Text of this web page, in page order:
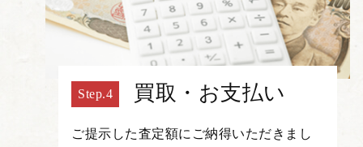
買取・お支払い
ご提示した査定額にご納得いただきまし